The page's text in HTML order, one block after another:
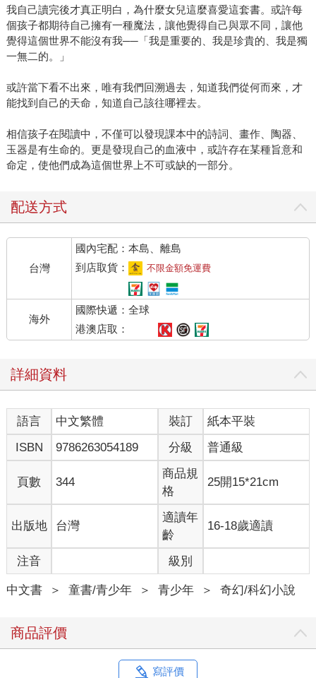
我自己讀完後才真正明白，為什麼女兒這麼喜愛這套書。或許每
個孩子都期待自己擁有一種魔法，讓他覺得自己與眾不同，讓他
覺得這個世界不能沒有我──「我是重要的、我是珍貴的、我是獨
一無二的。」
或許當下看不出來，唯有我們回溯過去，知道我們從何而來，才
能找到自己的天命，知道自己該往哪裡去。
相信孩子在閱讀中，不僅可以發現課本中的詩詞、畫作、陶器、
玉器是有生命的。更是發現自己的血液中，或許存在某種旨意和
命定，使他們成為這個世界上不可或缺的一部分。
配送方式
台灣
國內宅配：本島、離島
到店取貨：
不限金額免運費
海外
國際快遞：全球
港澳店取：
詳細資料
語言 中文繁體 裝訂
紙本平裝
ISBN
9786263054189 分級 普通級
頁數 344
商品規
格
25開15*21cm
出版地 台灣
適讀年
齡
16-18歲適讀
注音 級別
中文書 ＞ 童書/青少年 ＞ 青少年 ＞ 奇幻/科幻小說
商品評價
寫評價